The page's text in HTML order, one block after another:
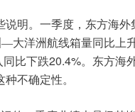
明。一季度，东方海外
—大洋洲航线箱量同比上
同比下跌20.4%。东方海
不确定性。